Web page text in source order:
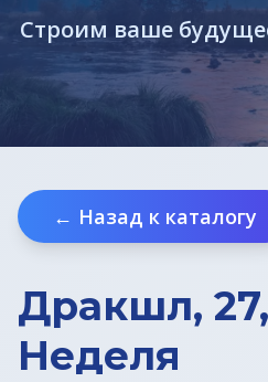
Строим ваше
← Назад к каталогу
Дракшл,
Неделя